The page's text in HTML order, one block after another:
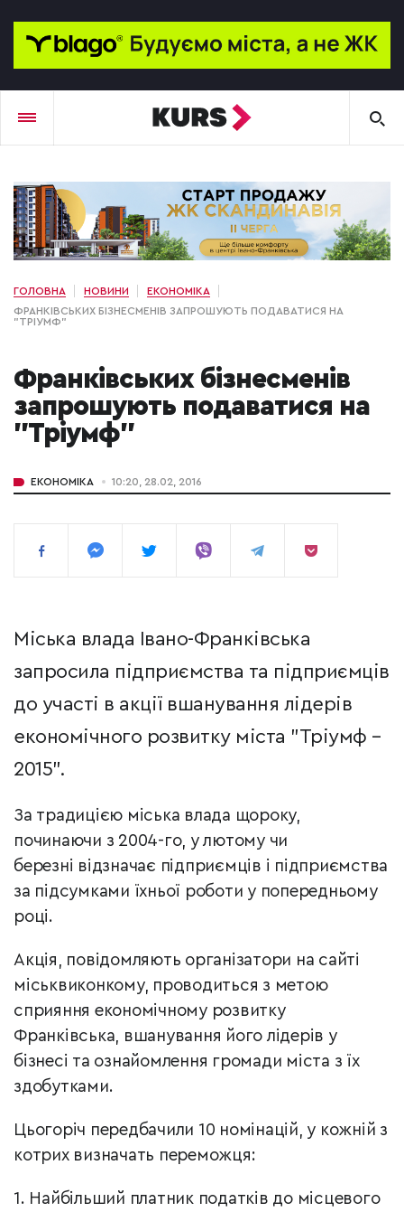
ГОЛОВНА НОВИНИ
ЕКОНОМІКА
ФРАНКІВСЬКИХ БІЗНЕСМЕНІВ ЗАПРОШУЮТЬ ПОДАВАТИСЯ НА
"ТРІУМФ"
Франківських бізнесменів
запрошують подаватися на
"Тріумф"
ЕКОНОМІКА 10:20, 28.02, 2016
Міська влада Івано-Франківська
запросила підприємства та підприємців
до участі в акції вшанування лідерів
економічного розвитку міста "‪Тріумф‬ –
2015".
За традицією міська влада щороку,
починаючи з 2004-го, у лютому чи
березні відзначає підприємців і підприємства
за підсумками їхньої роботи у попередньому
році.
Акція, повідомляють організатори на сайті
міськвиконкому, проводиться з метою
сприяння економічному розвитку
Франківська, вшанування його лідерів у
бізнесі та ознайомлення громади міста з їх
здобутками.
Цьогоріч передбачили 10 номінацій, у кожній з
котрих визначать переможця:
1. Найбільший платник податків до місцевого